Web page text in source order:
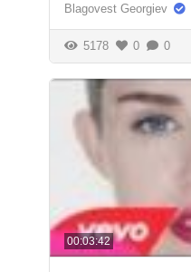
Blagovest Georgiev
5178 0 0
00:03:42